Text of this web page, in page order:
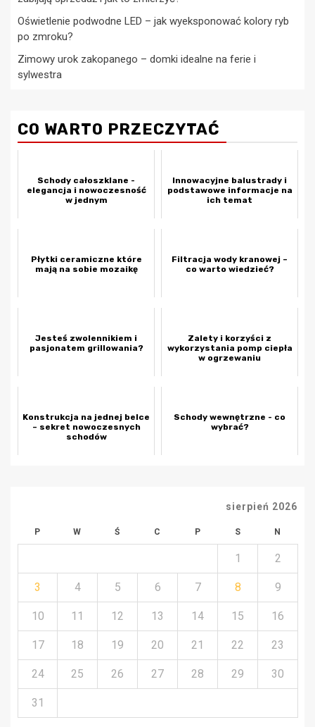
Oświetlenie podwodne LED – jak wyeksponować kolory ryb
po zmroku?
Zimowy urok zakopanego – domki idealne na ferie i
sylwestra
CO WARTO PRZECZYTAĆ
Schody całoszklane -
elegancja i nowoczesność
w jednym
Innowacyjne balustrady i
podstawowe informacje na
ich temat
Płytki ceramiczne które
mają na sobie mozaikę
Filtracja wody kranowej –
co warto wiedzieć?
Jesteś zwolennikiem i
pasjonatem grillowania?
Zalety i korzyści z
wykorzystania pomp ciepła
w ogrzewaniu
Konstrukcja na jednej belce
– sekret nowoczesnych
schodów
Schody wewnętrzne - co
wybrać?
sierpień 2026
P W Ś C P S N
1 2
3 4 5 6 7 8 9
10 11 12 13 14 15 16
17 18 19 20 21 22 23
24 25 26 27 28 29 30
31